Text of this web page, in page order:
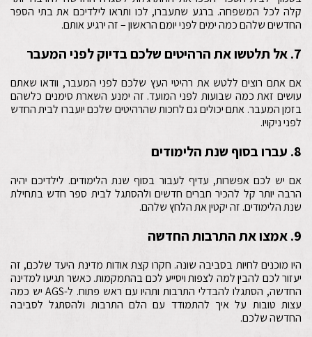
קלה לכל המשפחה. ברגע שתעברו, לכו ותראו לילדיכם את בתי הספר
החדשים שלהם כמה ימים לפני יומם הראשון – זה ירגיע אותם.
7. אל תלטשו את הרהיטים שלכם בדיוק לפני המעבר
אם אתם רוצים ללטש את רהיטי העץ שלכם לפני המעבר, וודאו שאתם
עושים זאת כמה שבועות לפני המועד. זה ימנע השארת סימנים כלשהם
בזמן המעבר. אתם יכולים גם לחכות שהרהיטים שלכם יועברו לבית החדש
לפני ניקויו.
8. עברו בסוף שנת הלימודים
אם יש לכם אפשרות, עדיף לעבור בסוף שנת הלימודים. לילדיכם יהיה
הרבה יותר קל להכיר חברים חדשים ולהסתגל לבית ספר חדש בתחילת
שנת הלימודים. זה יקטין את הלחץ שלהם.
9. אמצו את התרבות החדשה
היו מוכנים לחיות בסביבה שונה. חקרו קצת אודות מדינת היעד שלכם, זה
יעזור לכם להבין למה לצפות ויסייע לכם בהתמקמות. כאשר תגיעו למדינה
החדשה, הסתגלו להבדלי התרבות ותהיו עם ראש פתוח. ל-AGS יש כמה
עצות טובות על איך להתמודד עם הלם התרבות ולהסתגל לסביבה
החדשה שלכם.